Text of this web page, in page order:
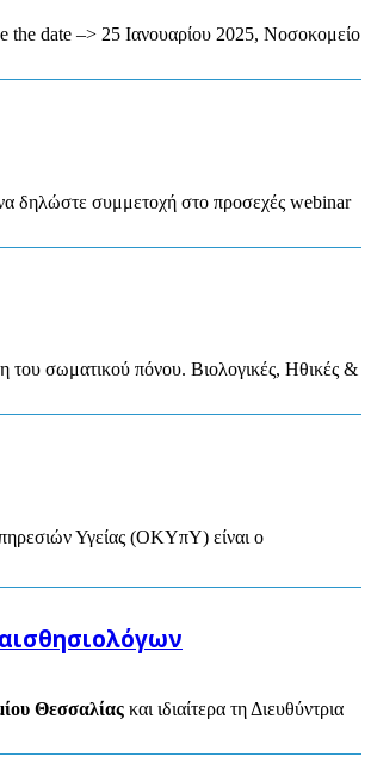
the date –> 25 Ιανουαρίου 2025, Νοσοκομείο
δηλώστε συμμετοχή στο προσεχές webinar
του σωματικού πόνου. Βιολογικές, Ηθικές &
Υγείας (ΟΚΥπΥ) είναι ο
Θεσσαλίας και ιδιαίτερα τη Διευθύντρια